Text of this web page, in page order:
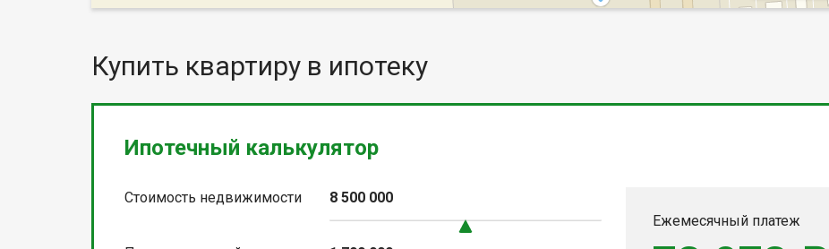
Купить квартиру в ипотеку
Ипотечный калькулятор
Стоимость недвижимости 8 500 000
Ежемесячный платеж